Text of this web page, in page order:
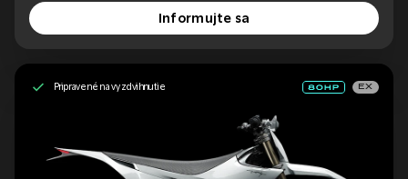
Informujte sa
Pripravené na vyzdvihnutie EX